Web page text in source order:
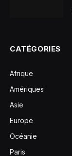
CATÉGORIES
Afrique
Amériques
Asie
Europe
Océanie
Paris